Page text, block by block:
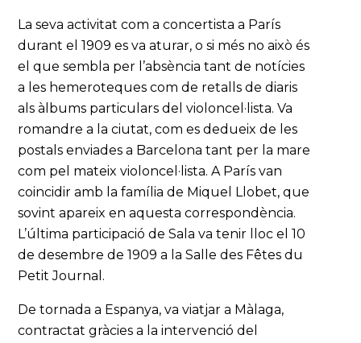
La seva activitat com a concertista a París
durant el 1909 es va aturar, o si més no això és
el que sembla per l’absència tant de notícies
a les hemeroteques com de retalls de diaris
als àlbums particulars del violoncel·lista. Va
romandre a la ciutat, com es dedueix de les
postals enviades a Barcelona tant per la mare
com pel mateix violoncel·lista. A París van
coincidir amb la família de Miquel Llobet, que
sovint apareix en aquesta correspondència.
L’última participació de Sala va tenir lloc el 10
de desembre de 1909 a la Salle des Fêtes du
Petit Journal.
De tornada a Espanya, va viatjar a Màlaga,
contractat gràcies a la intervenció del